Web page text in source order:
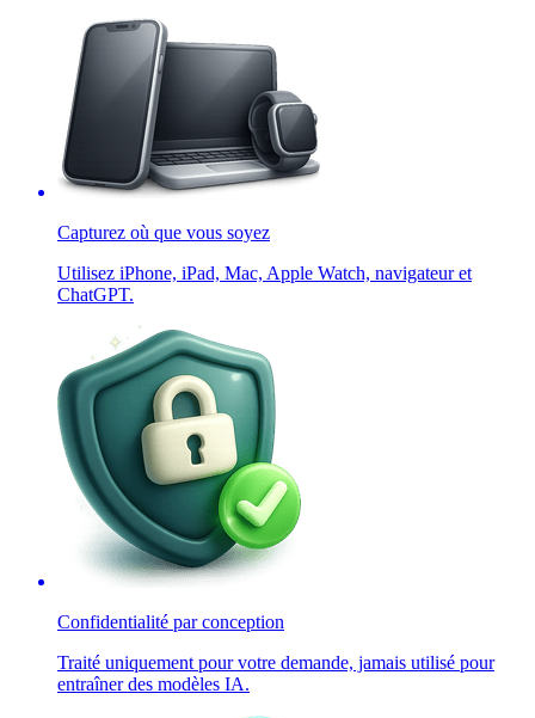
Capturez où que vous soyez
Utilisez iPhone, iPad, Mac, Apple Watch, navigateur et
ChatGPT.
Confidentialité par conception
Traité uniquement pour votre demande, jamais utilisé pour
entraîner des modèles IA.